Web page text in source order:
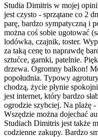
Studia Dimitris w mojej
jest czysto - sprzątane co 2
parę, bardzo sympatyczną i
można coś sobie ugotować
lodówka, czajnik, toster.
za taką cenę to naprawdę
sztućce, garnki, patelnie.
drzewa. Ogromny balkon!
popołudnia. Typowy
chodzą, życie płynie
jest internet, który bardzo
ogrodzie szybciej. Na plażę
Wszędzie można dojechać
Studiach Dimitris jest także
codzienne zakupy. Bardzo